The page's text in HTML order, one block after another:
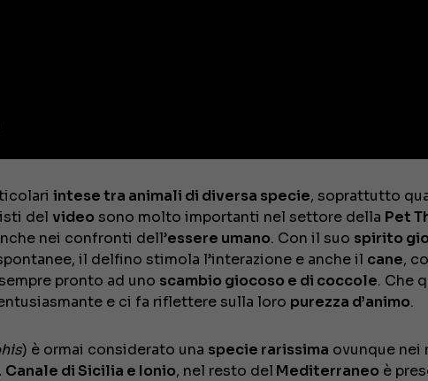
intese tra animali di diversa specie, soprattutto
del video sono molto importanti nel settore della Pet
nei confronti dell’essere umano. Con il suo spirito
il delfino stimola l’interazione e anche il cane,
pronto ad uno scambio giocoso e di coccole. Che
e ci fa riflettere sulla loro purezza d’animo.
) è ormai considerato una specie rarissima ovunque nei
, Canale di Sicilia e Ionio, nel resto del Mediterraneo è